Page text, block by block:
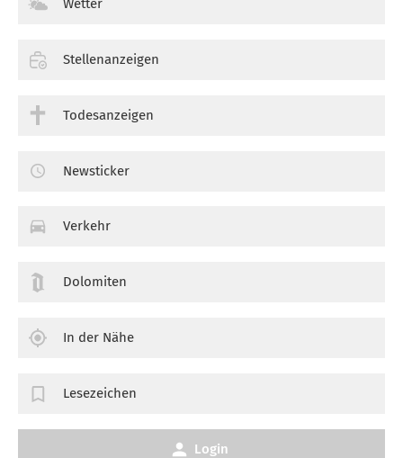
Wetter
Stellenanzeigen
Todesanzeigen
Newsticker
Verkehr
Dolomiten
In der Nähe
Lesezeichen
Login